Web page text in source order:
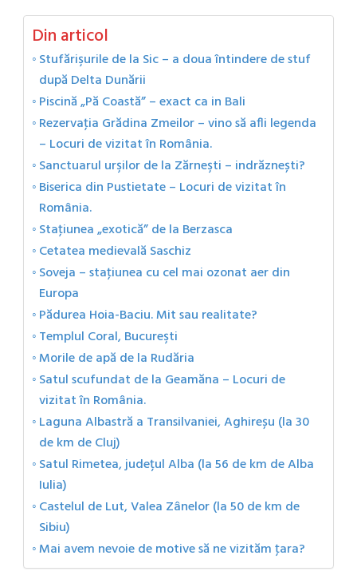
Din articol
Stufărişurile de la Sic – a doua întindere de stuf
după Delta Dunării
Piscină „Pă Coastă” – exact ca in Bali
Rezervaţia Grădina Zmeilor – vino să afli legenda
– Locuri de vizitat în România.
Sanctuarul urşilor de la Zărneşti – indrăznești?
Biserica din Pustietate – Locuri de vizitat în
România.
Staţiunea „exotică” de la Berzasca
Cetatea medievală Saschiz
Soveja – staţiunea cu cel mai ozonat aer din
Europa
Pădurea Hoia-Baciu. Mit sau realitate?
Templul Coral, Bucureşti
Morile de apă de la Rudăria
Satul scufundat de la Geamăna – Locuri de
vizitat în România.
Laguna Albastră a Transilvaniei, Aghireșu (la 30
de km de Cluj)
Satul Rimetea, județul Alba (la 56 de km de Alba
Iulia)
Castelul de Lut, Valea Zânelor (la 50 de km de
Sibiu)
Mai avem nevoie de motive să ne vizităm ţara?